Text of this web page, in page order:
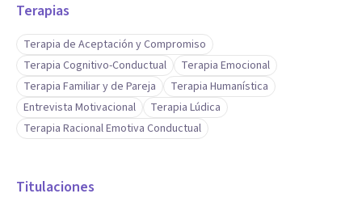
Terapias
Terapia de Aceptación y Compromiso
Terapia Cognitivo-Conductual
Terapia Emocional
Terapia Familiar y de Pareja
Terapia Humanística
Entrevista Motivacional
Terapia Lúdica
Terapia Racional Emotiva Conductual
Titulaciones